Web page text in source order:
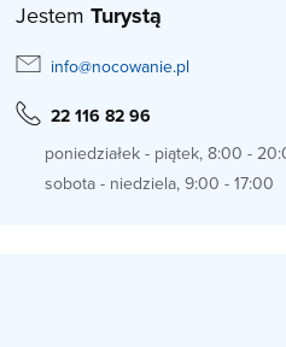
Jestem Turystą
info@nocowanie.pl
22 116 82 96
poniedziałek - piątek, 8:00 -
sobota - niedziela, 9:00 - 17:00